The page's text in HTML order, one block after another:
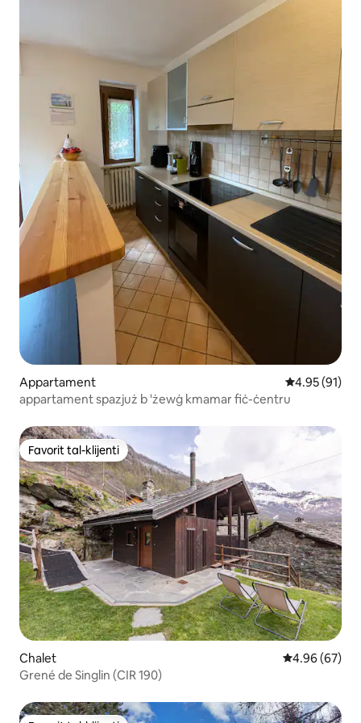
Appartament Rating
4.95 (91)
appartament spazjuż b 'żewġ kmamar fiċ-ċentru
Favorit tal-klijenti
Favorit tal-klijenti
Chalet Rating medju
4.96 (67)
Grené de Singlin (CIR 190)